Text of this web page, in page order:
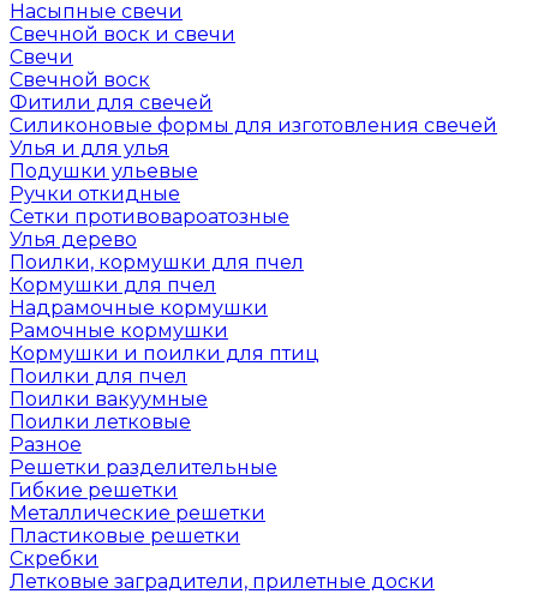
Насыпные свечи
Свечной воск и свечи
Свечи
Свечной воск
Фитили для свечей
Силиконовые формы для изготовления свечей
Улья и для улья
Подушки ульевые
Ручки откидные
Сетки противовароатозные
Улья дерево
Поилки, кормушки для пчел
Кормушки для пчел
Надрамочные кормушки
Рамочные кормушки
Кормушки и поилки для птиц
Поилки для пчел
Поилки вакуумные
Поилки летковые
Разное
Решетки разделительные
Гибкие решетки
Металлические решетки
Пластиковые решетки
Скребки
Летковые заградители, прилетные доски